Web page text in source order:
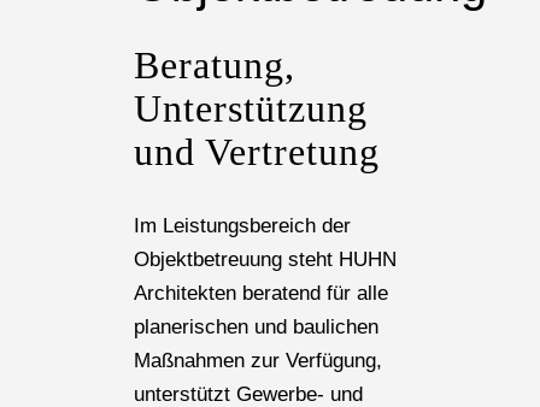
Beratung,
Unterstützung
und Vertretung
Im Leistungsbereich der
Objektbetreuung steht HUHN
Architekten beratend für alle
planerischen und baulichen
Maßnahmen zur Verfügung,
unterstützt Gewerbe- und